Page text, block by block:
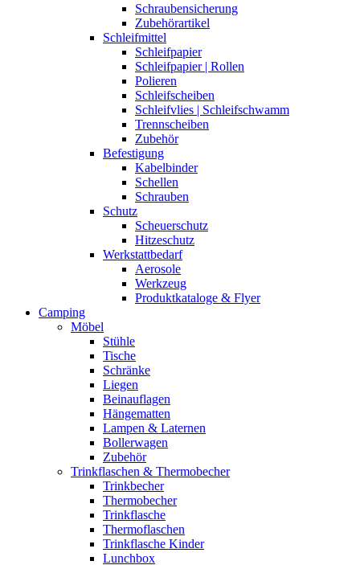
Schraubensicherung
Zubehörartikel
Schleifmittel
Schleifpapier
Schleifpapier | Rollen
Polieren
Schleifscheiben
Schleifvlies | Schleifschwamm
Trennscheiben
Zubehör
Befestigung
Kabelbinder
Schellen
Schrauben
Schutz
Scheuerschutz
Hitzeschutz
Werkstattbedarf
Aerosole
Werkzeug
Produktkataloge & Flyer
Camping
Möbel
Stühle
Tische
Schränke
Liegen
Beinauflagen
Hängematten
Lampen & Laternen
Bollerwagen
Zubehör
Trinkflaschen & Thermobecher
Trinkbecher
Thermobecher
Trinkflasche
Thermoflaschen
Trinkflasche Kinder
Lunchbox